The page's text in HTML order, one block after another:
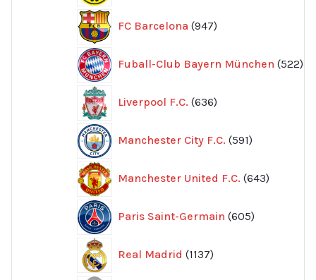
FC Barcelona 947
produkter
Fuball-Club Bayern München 522
Liverpool F.C. 636
produkter
Manchester City F.C. 591
produkter
Manchester United F.C. 643
Paris Saint-Germain 605
produkter
Real Madrid 1137
produkter